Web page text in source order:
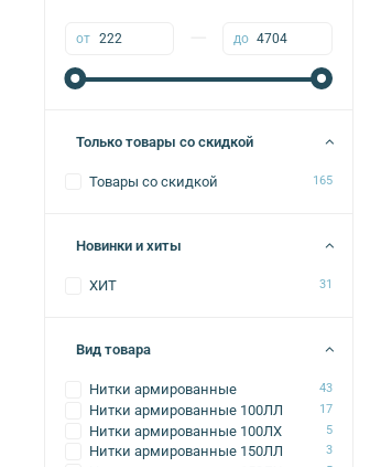
от до
Только товары со скидкой
Товары со скидкой 165
Новинки и хиты
ХИТ 31
Вид товара
Нитки армированные 43
Нитки армированные 100ЛЛ 17
Нитки армированные 100ЛХ 5
Нитки армированные 150ЛЛ 3